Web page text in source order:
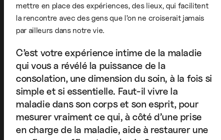
mettre en place des expériences, des lieux, qui facilitent
la rencontre avec des gens que l’on ne croiserait jamais
par ailleurs dans notre vie.
C’est votre expérience intime de la maladie
qui vous a révélé la puissance de la
consolation, une dimension du soin, à la fois si
simple et si essentielle. Faut-il vivre la
maladie dans son corps et son esprit, pour
mesurer vraiment ce qui, à côté d’une prise
en charge de la maladie, aide à restaurer une